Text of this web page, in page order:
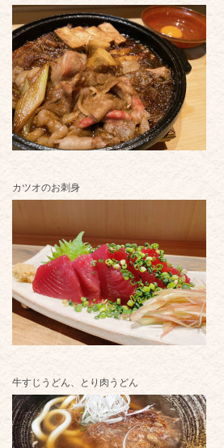
カツオのお刺身
牛すじうどん、とり肉うどん